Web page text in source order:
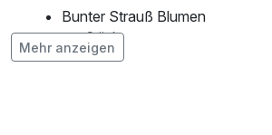
Bunter Strauß Blumen
pro Stück
Mehr anzeigen